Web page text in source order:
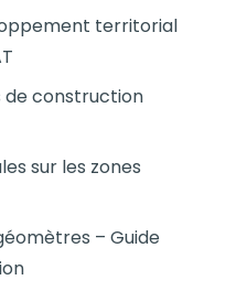
territorial
de construction
sur les zones
– Guide